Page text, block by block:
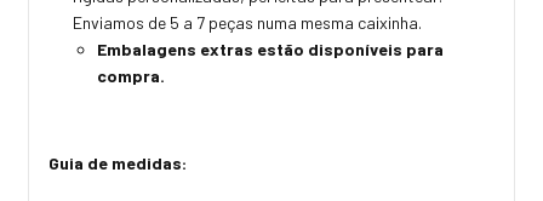
Enviamos de 5 a 7 peças numa mesma caixinha.
Embalagens extras estão disponíveis para
compra.
Guia de medidas: